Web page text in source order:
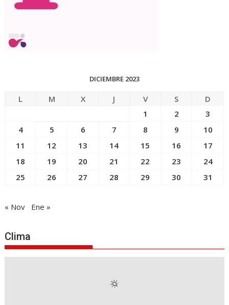
DICIEMBRE 2023
L M X J V S
D
1
2
3
4
5 6 7 8 9
10
11
12 13 14 15 16
17
18
19 20 21 22 23
24
25
26 27 28 29 30 31
« Nov Ene »
Clima